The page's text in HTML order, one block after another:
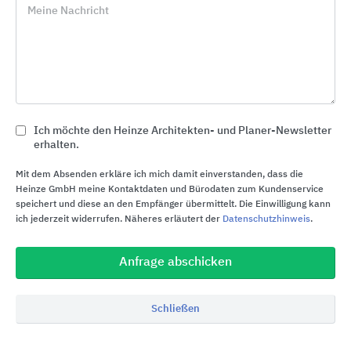
Elektronische Zutrittskontrolle Salto Space
Salto Systems
Meine Nachricht
Ich möchte den Heinze Architekten- und Planer-Newsletter
erhalten.
Mit dem Absenden erkläre ich mich damit einverstanden, dass die
Heinze GmbH meine Kontaktdaten und Bürodaten zum Kundenservice
speichert und diese an den Empfänger übermittelt. Die Einwilligung kann
ich jederzeit widerrufen. Näheres erläutert der Datenschutzhinweis.
Anfrage abschicken
Schließen